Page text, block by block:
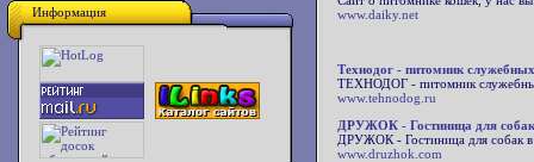
Информация
www.daiky.net
Технодог - питомник
ТЕХНОДОГ - питомник
www.tehnodog.ru
ДРУЖОК - Гостиница для
ДРУЖОК - Гостиница для собак
www.druzhok.com